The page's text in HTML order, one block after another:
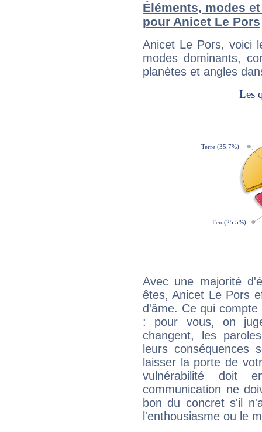
Éléments, modes
pour Anicet Le Pors
Anicet Le Pors, voici
modes dominants,
planètes et angles
Avec une majorité
êtes, Anicet Le Pors
d'âme. Ce qui
: pour vous, on
changent, les
leurs conséquences
laisser la porte de
vulnérabilité doit
communication ne
bon du concret s'il
l'enthousiasme ou le